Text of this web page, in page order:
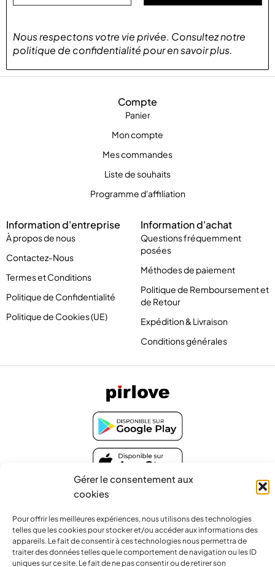
Gérer le consentement aux
cookies
Pour offrir les meilleures expériences, nous utilisons des technologies
telles que les cookies pour stocker et/ou accéder aux informations des
appareils. Le fait de consentir à ces technologies nous permettra de
traiter des données telles que le comportement de navigation ou les ID
uniques sur ce site. Le fait de ne pas consentir ou de retirer son
contact@pirlove.com
Compte
Panier
Mon compte
Mes commandes
Liste de souhaits
Programme d'affiliation
Information d'entreprise
À propos de nous
Contactez-Nous
Termes et Conditions
Politique de Confidentialité
Politique de Cookies (UE)
Information d'achat
Questions fréquemment
posées
Méthodes de paiement
Politique de Remboursement et
de Retour
Expédition & Livraison
Conditions générales
Nous respectons votre vie privée. Consultez notre
politique de confidentialitépouren savoir plus.
Copyright 2024 © Pirlove. Tous droits réservés